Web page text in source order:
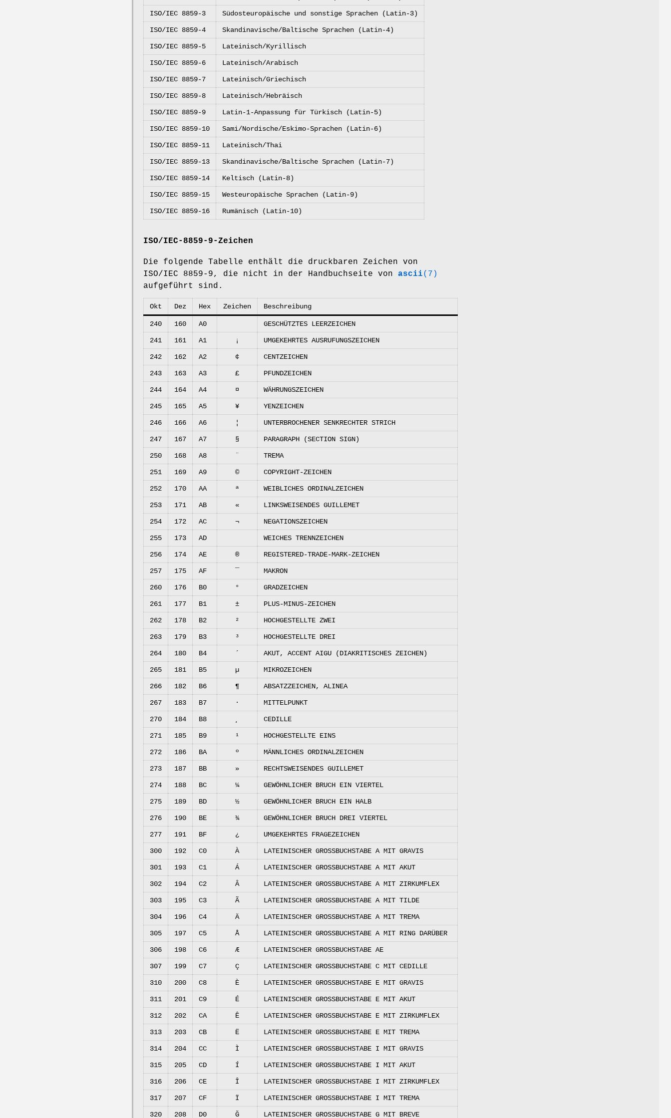
ISO/IEC 8859-3 Südosteuropäische und sonstige Sprachen (Latin-3)
ISO/IEC 8859-4 Skandinavische/Baltische Sprachen (Latin-4)
ISO/IEC 8859-5 Lateinisch/Kyrillisch
ISO/IEC 8859-6 Lateinisch/Arabisch
ISO/IEC 8859-7 Lateinisch/Griechisch
ISO/IEC 8859-8 Lateinisch/Hebräisch
ISO/IEC 8859-9 Latin-1-Anpassung für Türkisch (Latin-5)
ISO/IEC 8859-10 Sami/Nordische/Eskimo-Sprachen (Latin-6)
ISO/IEC 8859-11 Lateinisch/Thai
ISO/IEC 8859-13 Skandinavische/Baltische Sprachen (Latin-7)
ISO/IEC 8859-14 Keltisch (Latin-8)
ISO/IEC 8859-15 Westeuropäische Sprachen (Latin-9)
ISO/IEC 8859-16 Rumänisch (Latin-10)
ISO/IEC-8859-9-Zeichen
Die folgende Tabelle enthält die druckbaren Zeichen von
ISO/IEC 8859-9, die nicht in der Handbuchseite von ascii(7)
aufgeführt sind.
Okt Dez Hex Zeichen Beschreibung
240 160 A0 GESCHÜTZTES LEERZEICHEN
241 161 A1 ¡ UMGEKEHRTES AUSRUFUNGSZEICHEN
242 162 A2 ¢ CENTZEICHEN
243 163 A3 £ PFUNDZEICHEN
244 164 A4 ¤ WÄHRUNGSZEICHEN
245 165 A5 ¥ YENZEICHEN
246 166 A6 ¦ UNTERBROCHENER SENKRECHTER STRICH
247 167 A7 § PARAGRAPH (SECTION SIGN)
250 168 A8 ¨ TREMA
251 169 A9 © COPYRIGHT-ZEICHEN
252 170 AA ª WEIBLICHES ORDINALZEICHEN
253 171 AB « LINKSWEISENDES GUILLEMET
254 172 AC ¬ NEGATIONSZEICHEN
255 173 AD WEICHES TRENNZEICHEN
256 174 AE ® REGISTERED-TRADE-MARK-ZEICHEN
257 175 AF MAKRON
260 176 B0 ° GRADZEICHEN
261 177 B1 ± PLUS-MINUS-ZEICHEN
262 178 B2 ² HOCHGESTELLTE ZWEI
263 179 B3 ³ HOCHGESTELLTE DREI
264 180 B4 ´ AKUT, ACCENT AIGU (DIAKRITISCHES ZEICHEN)
265 181 B5 µ MIKROZEICHEN
266 182 B6 ¶ ABSATZZEICHEN, ALINEA
267 183 B7 · MITTELPUNKT
270 184 B8 CEDILLE
271 185 B9 ¹ HOCHGESTELLTE EINS
272 186 BA º MÄNNLICHES ORDINALZEICHEN
273 187 BB » RECHTSWEISENDES GUILLEMET
274 188 BC ¼ GEWÖHNLICHER BRUCH EIN VIERTEL
275 189 BD ½ GEWÖHNLICHER BRUCH EIN HALB
276 190 BE ¾ GEWÖHNLICHER BRUCH DREI VIERTEL
277 191 BF ¿ UMGEKEHRTES FRAGEZEICHEN
300 192 C0 À LATEINISCHER GROSSBUCHSTABE A MIT GRAVIS
301 193 C1 Á LATEINISCHER GROSSBUCHSTABE A MIT AKUT
302 194 C2 Â LATEINISCHER GROSSBUCHSTABE A MIT ZIRKUMFLEX
303 195 C3 Ã LATEINISCHER GROSSBUCHSTABE A MIT TILDE
304 196 C4 Ä LATEINISCHER GROSSBUCHSTABE A MIT TREMA
305 197 C5 Å LATEINISCHER GROSSBUCHSTABE A MIT RING DARÜBER
306 198 C6 Æ LATEINISCHER GROSSBUCHSTABE AE
307 199 C7 Ç LATEINISCHER GROSSBUCHSTABE C MIT CEDILLE
310 200 C8 È LATEINISCHER GROSSBUCHSTABE E MIT GRAVIS
311 201 C9 É LATEINISCHER GROSSBUCHSTABE E MIT AKUT
312 202 CA Ê LATEINISCHER GROSSBUCHSTABE E MIT ZIRKUMFLEX
313 203 CB Ë LATEINISCHER GROSSBUCHSTABE E MIT TREMA
314 204 CC Ì LATEINISCHER GROSSBUCHSTABE I MIT GRAVIS
315 205 CD Í LATEINISCHER GROSSBUCHSTABE I MIT AKUT
316 206 CE Î LATEINISCHER GROSSBUCHSTABE I MIT ZIRKUMFLEX
317 207 CF Ï LATEINISCHER GROSSBUCHSTABE I MIT TREMA
320 208 D0 Ğ LATEINISCHER GROSSBUCHSTABE G MIT BREVE